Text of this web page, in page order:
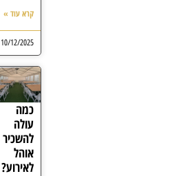
קרא עוד »
10/12/2025
כמה
עולה
להשכיר
אוהל
לאירוע?